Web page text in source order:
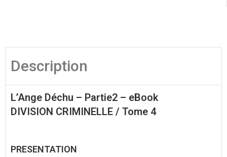
Description
L’Ange Déchu – Partie2 – eBook
DIVISION CRIMINELLE / Tome 4
PRESENTATION